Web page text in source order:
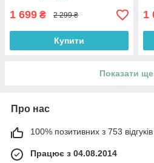
1 699 ₴ 2 299 ₴
Купити
1
Показати ще
Про нас
100% позитивних з 753 відгуків
Працює з 04.08.2014